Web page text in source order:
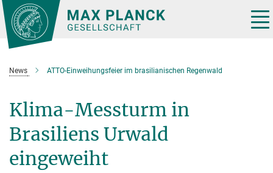
Hauptinhalt
News ATTO-Einweihungsfeier im brasilianischen Regenwald
Klima-Messturm in
Brasiliens Urwald
eingeweiht